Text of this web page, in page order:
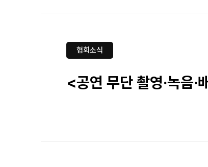
협회소식
<공연 무단 촬영·녹음